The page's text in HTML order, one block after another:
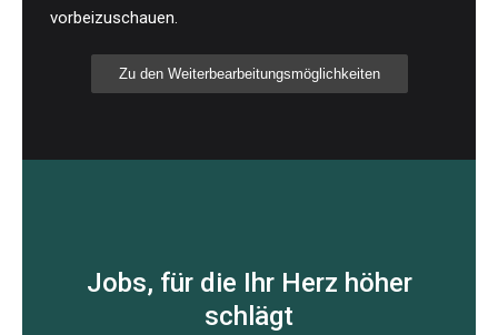
vorbeizuschauen.
Zu den Weiterbearbeitungsmöglichkeiten
Jobs, für die Ihr Herz höher
schlägt